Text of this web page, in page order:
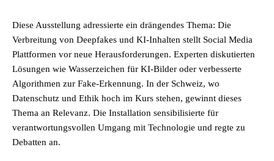
Diese Ausstellung adressierte ein drängendes Thema: Die
Verbreitung von Deepfakes und KI-Inhalten stellt Social Media
Plattformen vor neue Herausforderungen. Experten diskutierten
Lösungen wie Wasserzeichen für KI-Bilder oder verbesserte
Algorithmen zur Fake-Erkennung. In der Schweiz, wo
Datenschutz und Ethik hoch im Kurs stehen, gewinnt dieses
Thema an Relevanz. Die Installation sensibilisierte für
verantwortungsvollen Umgang mit Technologie und regte zu
Debatten an.